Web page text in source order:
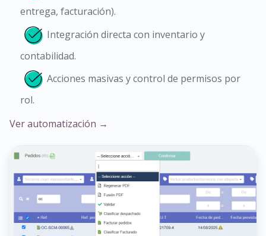
entrega, facturación).
Integración directa con inventario y
contabilidad.
Acciones masivas y control de permisos por
rol.
Ver automatización →